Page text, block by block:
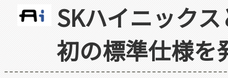
SKハイニック
初の標準仕様を